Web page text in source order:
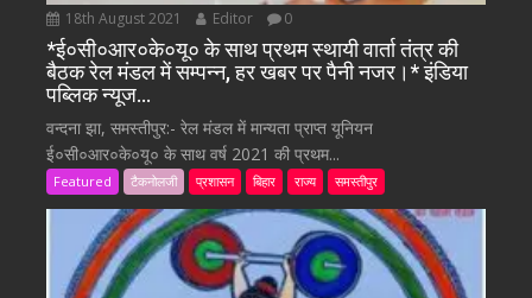
18th August 2021 Editor 0
*ई०सी०आर०के०यू० के साथ प्रथम स्थायी वार्ता तंत्र की
बैठक रेल मंडल में सम्पन्न, हर खबर पर पैनी नजर।* इंडिया
पब्लिक न्यूज…
वन्दना झा, समस्तीपुर:- रेल मंडल में मान्यता प्राप्त यूनियन
ई०सी०आर०के०यू० के साथ वर्ष 2021 की प्रथम...
Featured टैकनोलजी प्रशासन बिहार राज्य समस्तीपुर